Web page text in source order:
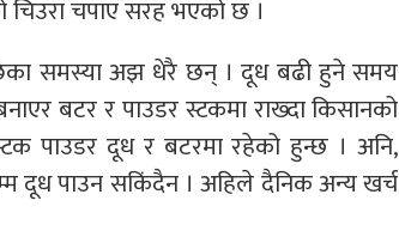
चपाए सरह भएको छ ।
समस्या अझ धेरै छन् । दूध बढी हुने समय
बटर र पाउडर स्टकमा राख्दा किसानको
पाउडर दूध र बटरमा रहेको हुन्छ । अनि,
दूध पाउन सकिंदैन । अहिले दैनिक अन्य खर्च